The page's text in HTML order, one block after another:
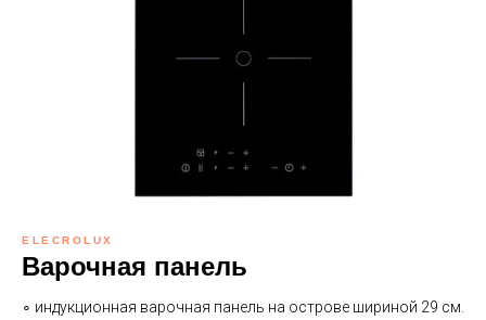
ELECROLUX
Варочная панель
∘ индукционная варочная панель на острове шириной 29 см.